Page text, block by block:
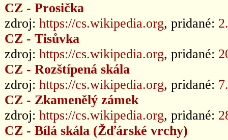
CZ - Prosička
zdroj: https://cs.wikipedia.org, pridané:
CZ - Tisůvka
zdroj: https://cs.wikipedia.org, pridané:
CZ - Rozštípená skála
zdroj: https://cs.wikipedia.org, pridané:
CZ - Zkamenělý zámek
zdroj: https://cs.wikipedia.org, pridané:
CZ - Bílá skála (Žďárské vrchy)